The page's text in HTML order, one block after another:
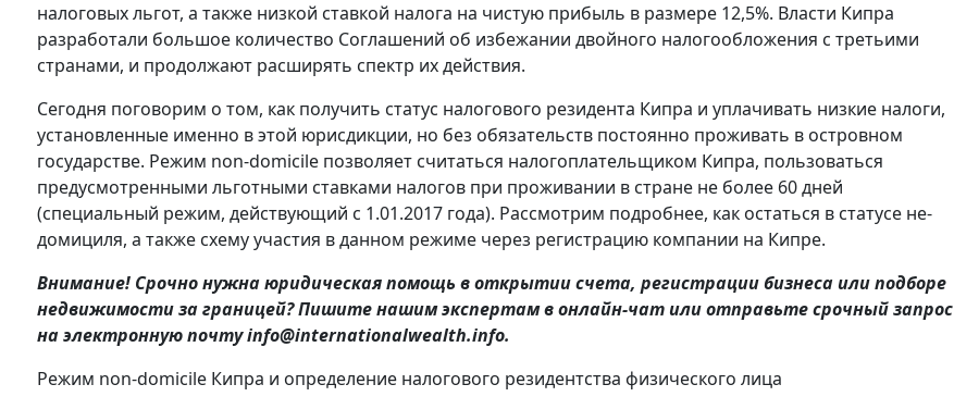
налоговых льгот, а также низкой ставкой налога на чистую прибыль в размере 12,5%. Власти Кипра
разработали большое количество Соглашений об избежании двойного налогообложения с третьими
странами, и продолжают расширять спектр их действия.
Сегодня поговорим о том, как получить статус налогового резидента Кипра и уплачивать низкие налоги,
установленные именно в этой юрисдикции, но без обязательств постоянно проживать в островном
государстве. Режим non-domicile позволяет считаться налогоплательщиком Кипра, пользоваться
предусмотренными льготными ставками налогов при проживании в стране не более 60 дней
(специальный режим, действующий с 1.01.2017 года). Рассмотрим подробнее, как остаться в статусе не-
домициля, а также схему участия в данном режиме через регистрацию компании на Кипре.
Внимание! Срочно нужна юридическая помощь в открытии счета, регистрации бизнеса или подборе
недвижимости за границей? Пишите нашим экспертам в онлайн-чат или отправьте срочный запрос
на электронную почту info@internationalwealth.info.
Режим non-domicile Кипра и определение налогового резидентства физического лица